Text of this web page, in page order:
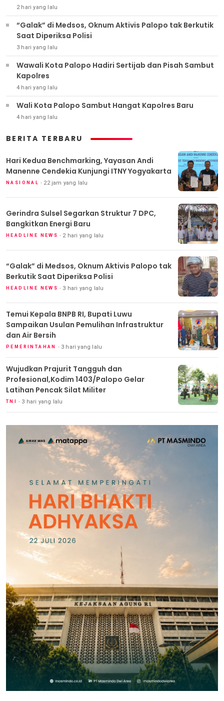
2 hari yang lalu
“Galak” di Medsos, Oknum Aktivis Palopo tak Berkutik
Saat Diperiksa Polisi
3 hari yang lalu
Wawali Kota Palopo Hadiri Sertijab dan Pisah Sambut
Kapolres
4 hari yang lalu
Wali Kota Palopo Sambut Hangat Kapolres Baru
4 hari yang lalu
BERITA TERBARU
Hari Kedua Benchmarking, Yayasan Andi
Manenne Cendekia Kunjungi ITNY Yogyakarta
NASIONAL 22 jam yang lalu
Gerindra Sulsel Segarkan Struktur 7 DPC,
Bangkitkan Energi Baru
HEADLINE NEWS 2 hari yang lalu
“Galak” di Medsos, Oknum Aktivis Palopo tak
Berkutik Saat Diperiksa Polisi
HEADLINE NEWS 3 hari yang lalu
Temui Kepala BNPB RI, Bupati Luwu
Sampaikan Usulan Pemulihan Infrastruktur
dan Air Bersih
PEMERINTAHAN 3 hari yang lalu
Wujudkan Prajurit Tangguh dan
Profesional,Kodim 1403/Palopo Gelar
Latihan Pencak Silat Militer
TNI 3 hari yang lalu